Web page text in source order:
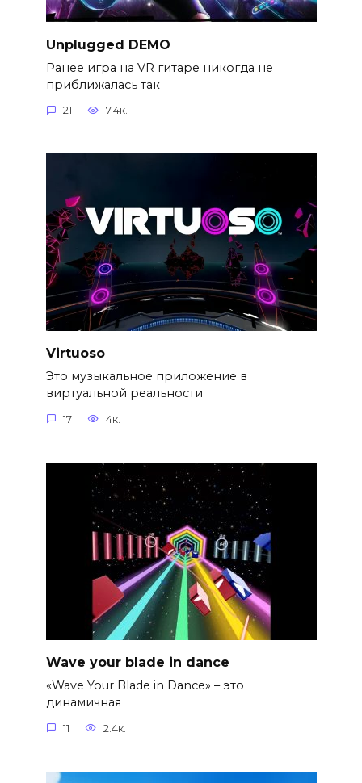
Unplugged DEMO
Ранее игра на VR гитаре никогда не
приближалась так
21 7.4к.
Virtuoso
Это музыкальное приложение в
виртуальной реальности
17 4к.
Wave your blade in dance
«Wave Your Blade in Dance» – это
динамичная
11 2.4к.